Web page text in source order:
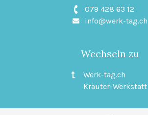
079 428 63 12
info@werk-tag.ch
Wechseln zu
Werk-tag.ch
Kräuter-Werkstatt